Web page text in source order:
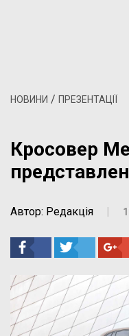
НОВИНИ / ПРЕЗЕНТАЦІЇ
Кросовер
Автор: Редакція |